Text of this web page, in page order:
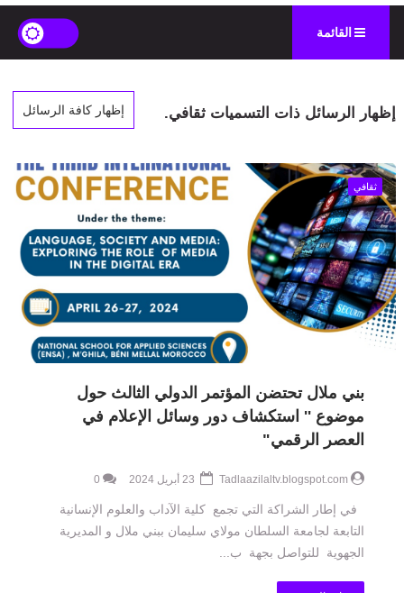
القائمة
‏إظهار الرسائل ذات التسميات ثقافي. إظهار كافة الرسائل
ثقافي
بني ملال تحتضن المؤتمر الدولي الثالث حول
موضوع '' استكشاف دور وسائل الإعلام في
العصر الرقمي"
Tadlaazilaltv.blogspot.com
0
في إطار الشراكة التي تجمع كلية الآداب والعلوم الإنسانية
التابعة لجامعة السلطان مولاي سليمان ببني ملال و المديرية
الجهوية للتواصل بجهة ب...